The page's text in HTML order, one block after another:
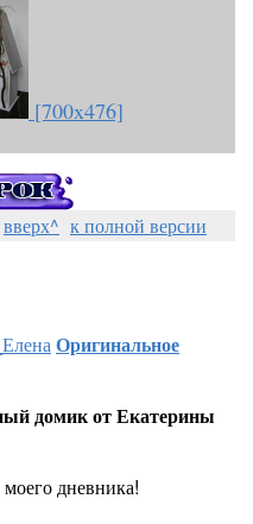
[700x476]
вверх^ к полной версии
Оригинальное
домик от Екатерины
дневника!